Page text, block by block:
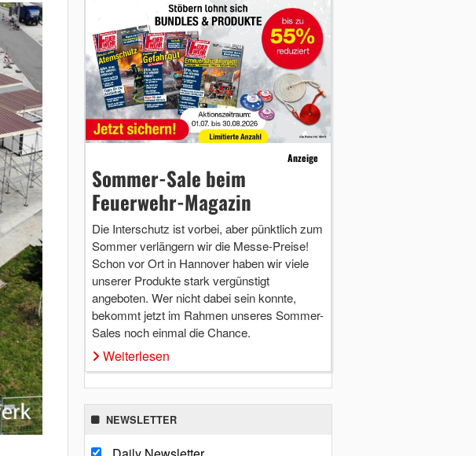
Anzeige
Sommer-Sale beim
Feuerwehr-Magazin
Die Interschutz ist vorbei, aber pünktlich zum
Sommer verlängern wir die Messe-Preise!
Schon vor Ort in Hannover haben wir viele
unserer Produkte stark vergünstigt
angeboten. Wer nicht dabei sein konnte,
bekommt jetzt im Rahmen unseres Sommer-
Sales noch einmal die Chance.
Weiterlesen
NEWSLETTER